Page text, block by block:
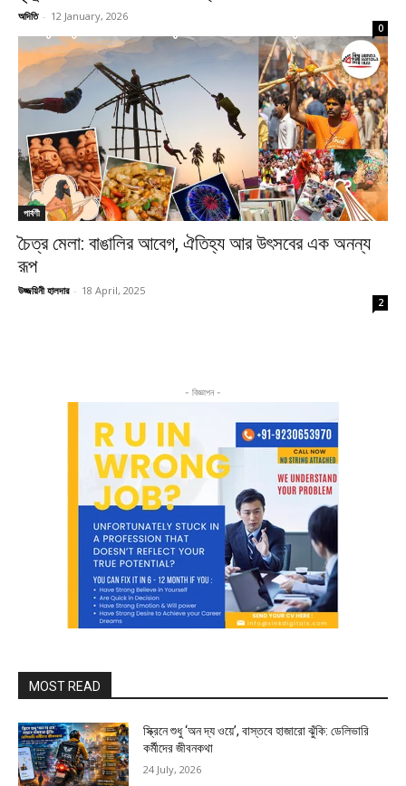
অদিতি - 12 January, 2026
0
পার্বণী
চৈত্র মেলা: বাঙালির আবেগ, ঐতিহ্য আর উৎসবের এক অনন্য
রূপ
উজ্জয়িনী হালদার - 18 April, 2025
2
- বিজ্ঞাপন -
MOST READ
স্ক্রিনে শুধু ‘অন দ্য ওয়ে’, বাস্তবে হাজারো ঝুঁকি: ডেলিভারি
কর্মীদের জীবনকথা
24 July, 2026